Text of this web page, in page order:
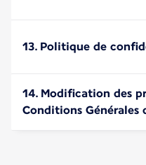
13. Politique de
14. Modification des
Conditions Générales